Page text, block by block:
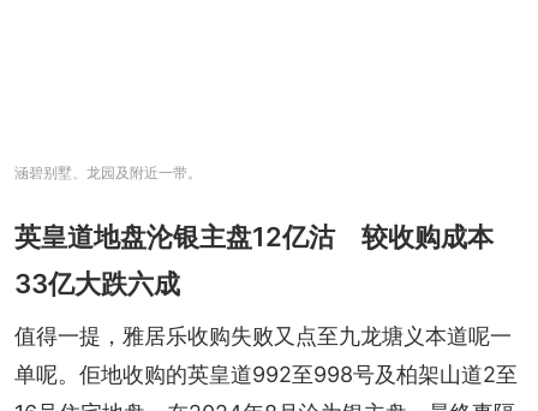
涵碧别墅、龙园及附近一带。
英皇道地盘沦银主盘12亿沽 较收购成本
33亿大跌六成
值得一提，雅居乐收购失败又点至九龙塘义本道呢一
单呢。佢地收购的英皇道992至998号及柏架山道2至